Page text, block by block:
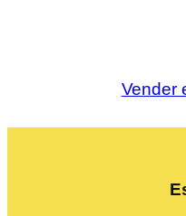
Vender